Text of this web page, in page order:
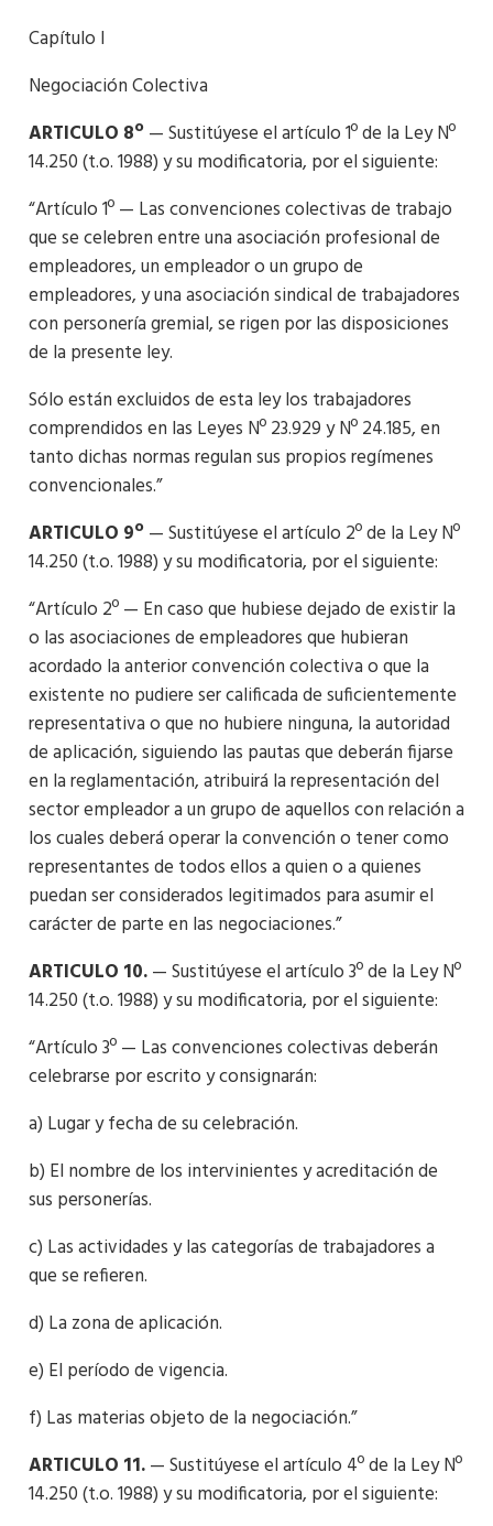
Capítulo I
Negociación Colectiva
ARTICULO 8º— Sustitúyese el artículo 1º de la Ley Nº
14.250 (t.o. 1988) y su modificatoria, por el siguiente:
“Artículo 1º — Las convenciones colectivas de trabajo
que se celebren entre una asociación profesional de
empleadores, un empleador o un grupo de
empleadores, y una asociación sindical de trabajadores
con personería gremial, se rigen por las disposiciones
de la presente ley.
Sólo están excluidos de esta ley los trabajadores
comprendidos en las Leyes Nº 23.929 y Nº 24.185, en
tanto dichas normas regulan sus propios regímenes
convencionales.”
ARTICULO 9º— Sustitúyese el artículo 2º de la Ley Nº
14.250 (t.o. 1988) y su modificatoria, por el siguiente:
“Artículo 2º — En caso que hubiese dejado de existir la
o las asociaciones de empleadores que hubieran
acordado la anterior convención colectiva o que la
existente no pudiere ser calificada de suficientemente
representativa o que no hubiere ninguna, la autoridad
de aplicación, siguiendo las pautas que deberán fijarse
en la reglamentación, atribuirá la representación del
sector empleador a un grupo de aquellos con relación a
los cuales deberá operar la convención o tener como
representantes de todos ellos a quien o a quienes
puedan ser considerados legitimados para asumir el
carácter de parte en las negociaciones.”
ARTICULO 10.— Sustitúyese el artículo 3º de la Ley Nº
14.250 (t.o. 1988) y su modificatoria, por el siguiente:
“Artículo 3º — Las convenciones colectivas deberán
celebrarse por escrito y consignarán:
a) Lugar y fecha de su celebración.
b) El nombre de los intervinientes y acreditación de
sus personerías.
c) Las actividades y las categorías de trabajadores a
que se refieren.
d) La zona de aplicación.
e) El período de vigencia.
f) Las materias objeto de la negociación.”
ARTICULO 11.— Sustitúyese el artículo 4º de la Ley Nº
14.250 (t.o. 1988) y su modificatoria, por el siguiente: